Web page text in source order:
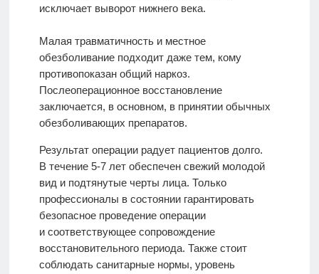
исключает выворот нижнего века.
Малая травматичность и местное
обезболивание подходит даже тем, кому
противопоказан общий наркоз.
Послеоперационное восстановление
заключается, в основном, в принятии обычных
обезболивающих препаратов.
Результат операции радует пациентов долго.
В течение 5-7 лет обеспечен свежий молодой
вид и подтянутые черты лица. Только
профессионалы в состоянии гарантировать
безопасное проведение операции
и соответствующее сопровождение
восстановительного периода. Также стоит
соблюдать санитарные нормы, уровень